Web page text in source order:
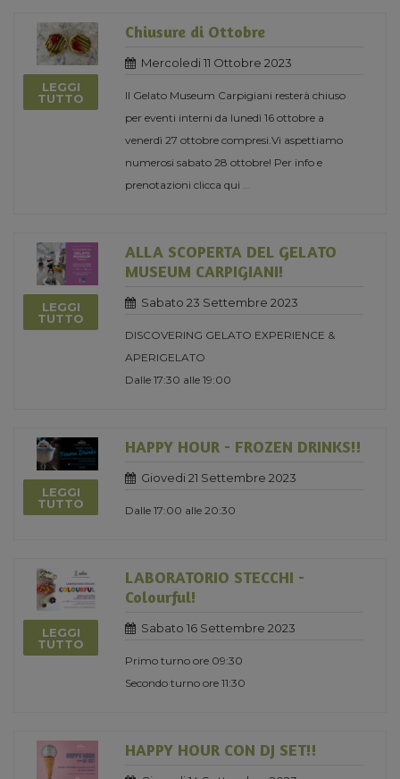
LEGGI
TUTTO
Chiusure di Ottobre
Mercoledi 11 Ottobre 2023
Il Gelato Museum Carpigiani resterà chiuso
per eventi interni da lunedì 16 ottobre a
venerdì 27 ottobre compresi.Vi aspettiamo
numerosi sabato 28 ottobre! Per info e
prenotazioni clicca qui
LEGGI
TUTTO
ALLA SCOPERTA DEL GELATO
MUSEUM CARPIGIANI!
Sabato 23 Settembre 2023
DISCOVERING GELATO EXPERIENCE &
APERIGELATO
Dalle 17:30 alle 19:00
LEGGI
TUTTO
HAPPY HOUR - FROZEN DRINKS!!
Giovedi 21 Settembre 2023
Dalle 17:00 alle 20:30
LEGGI
TUTTO
LABORATORIO STECCHI -
Colourful!
Sabato 16 Settembre 2023
Primo turno ore 09:30
Secondo turno ore 11:30
HAPPY HOUR CON DJ SET!!